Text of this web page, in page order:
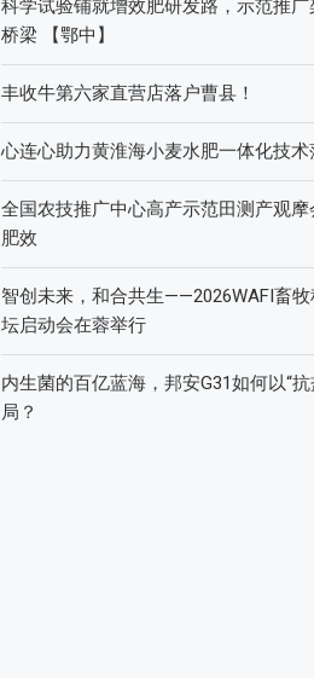
科学试验铺就增效肥研发路，示范推广
桥梁 【鄂中】
丰收牛第六家直营店落户曹县！
心连心助力黄淮海小麦水肥一体化技
全国农技推广中心高产示范田测产观摩
肥效
智创未来，和合共生——2026WAFI畜
坛启动会在蓉举行
内生菌的百亿蓝海，邦安G31如何以“抗
局？